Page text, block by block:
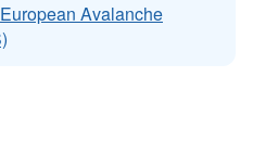
European Avalanche